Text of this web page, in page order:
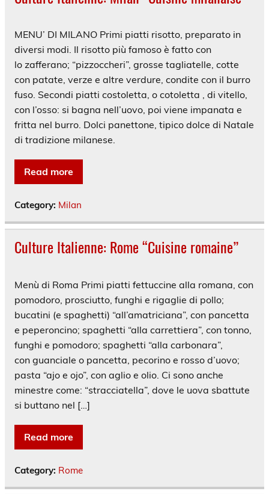
MENU’ DI MILANO Primi piatti risotto, preparato in
diversi modi. Il risotto più famoso è fatto con
lo zafferano; “pizzoccheri”, grosse tagliatelle, cotte
con patate, verze e altre verdure, condite con il burro
fuso. Secondi piatti costoletta, o cotoletta , di vitello,
con l’osso: si bagna nell’uovo, poi viene impanata e
fritta nel burro. Dolci panettone, tipico dolce di Natale
di tradizione milanese.
Read more
Category: Milan
Culture Italienne: Rome “Cuisine romaine”
Menù di Roma Primi piatti fettuccine alla romana, con
pomodoro, prosciutto, funghi e rigaglie di pollo;
bucatini (e spaghetti) “all’amatriciana”, con pancetta
e peperoncino; spaghetti “alla carrettiera”, con tonno,
funghi e pomodoro; spaghetti “alla carbonara”,
con guanciale o pancetta, pecorino e rosso d’uovo;
pasta “ajo e ojo”, con aglio e olio. Ci sono anche
minestre come: “stracciatella”, dove le uova sbattute
si buttano nel […]
Read more
Category: Rome